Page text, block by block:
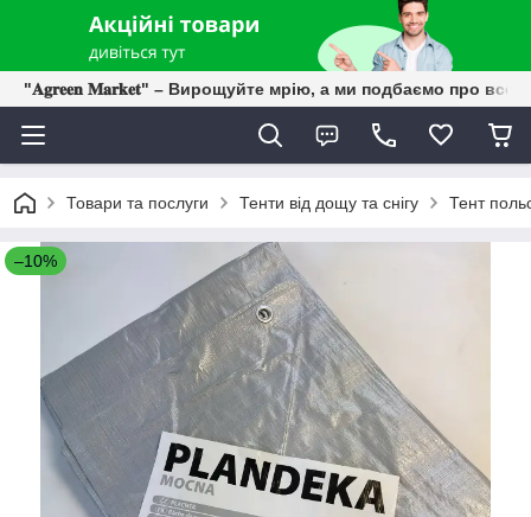
"𝐀𝐠𝐫𝐞𝐞𝐧 𝐌𝐚𝐫𝐤𝐞𝐭" – Вирощуйте мрію, а ми подбаємо про все
Товари та послуги Тенти від дощу та снігу Тент
–10%